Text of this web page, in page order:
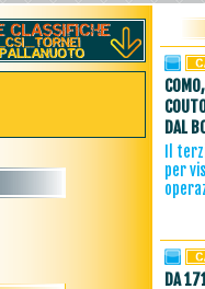
DAL
Il
per
DA